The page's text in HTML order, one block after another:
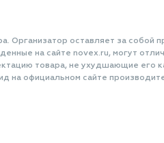
Организатор оставляет за
на сайте novex.ru, могут
товара, не ухудшающие
на официальном сайте